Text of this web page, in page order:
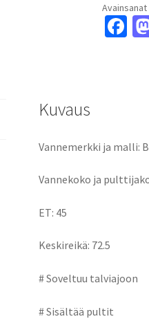
Fa
k
Kuvaus
Vannemerkki ja malli:
Vannekoko ja
ET: 45
Keskireikä: 72.5
# Soveltuu talviajoon
# Sisältää pultit